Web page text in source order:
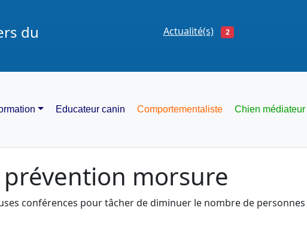
du
Actualité(s) 2
Educateur canin Comportementaliste Chien médiateur
morsure
conférences pour tâcher de diminuer le nombre de